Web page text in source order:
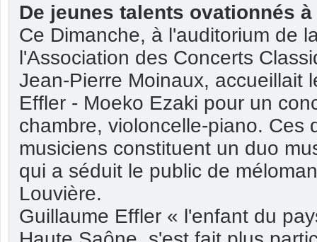
De jeunes talents ovationnés
Ce Dimanche, à l'auditorium de
l'Association des Concerts
Jean-Pierre Moinaux, accueillait
Effler - Moeko Ezaki pour un
chambre, violoncelle-piano. Ces
musiciens constituent un duo
qui a séduit le public de
Louvière.
Guillaume Effler « l'enfant du